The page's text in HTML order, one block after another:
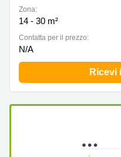
Zona:
14 - 30 m²
Сontatta per il prezzo:
N/A
Ricevi